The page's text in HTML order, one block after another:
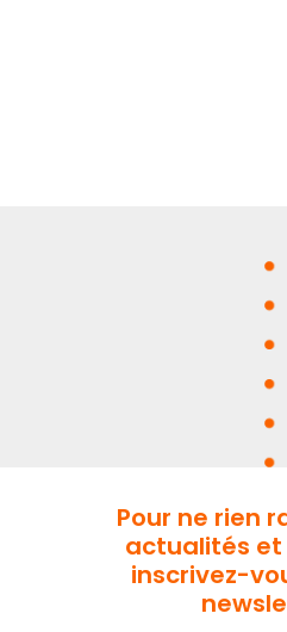
Pour ne rien
actualités et
inscrivez-